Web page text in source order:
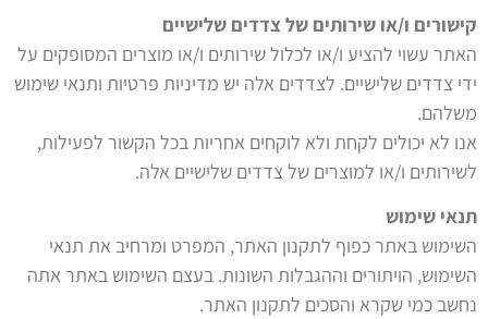
קישורים ו/או שירותים של צדדים שלישיים
האתר עשוי להציע ו/או לכלול שירותים ו/או מוצרים המסופקים על
ידי צדדים שלישיים. לצדדים אלה יש מדיניות פרטיות ותנאי שימוש
משלהם.
אנו לא יכולים לקחת ולא לוקחים אחריות בכל הקשור לפעילות,
לשירותים ו/או למוצרים של צדדים שלישיים אלה.
תנאי שימוש
השימוש באתר כפוף לתקנון האתר, המפרט ומרחיב את תנאי
השימוש, הויתורים וההגבלות השונות. בעצם השימוש באתר אתה
נחשב כמי שקרא והסכים לתקנון האתר.